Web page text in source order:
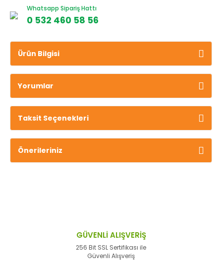
Whatsapp Sipariş Hattı
0 532 460 58 56
Ürün Bilgisi
Yorumlar
Taksit Seçenekleri
Önerileriniz
GÜVENLİ ALIŞVERİŞ
256 Bit SSL Sertifikası ile
Güvenli Alışveriş